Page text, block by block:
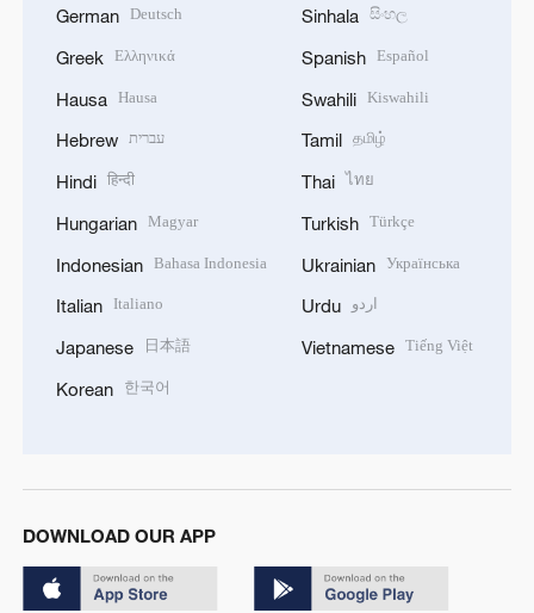
German Deutsch
Greek Ελληνικά
Hausa Hausa
Hebrew עברית
Hindi हिन्दी
Hungarian Magyar
Indonesian Bahasa Indonesia
Italian Italiano
Japanese 日本語
Korean 한국어
Sinhala සිංහල
Spanish Español
Swahili Kiswahili
Tamil தமிழ்
Thai ไทย
Turkish Türkçe
Ukrainian Українська
Urdu اردو
Vietnamese Tiếng Việt
DOWNLOAD OUR APP